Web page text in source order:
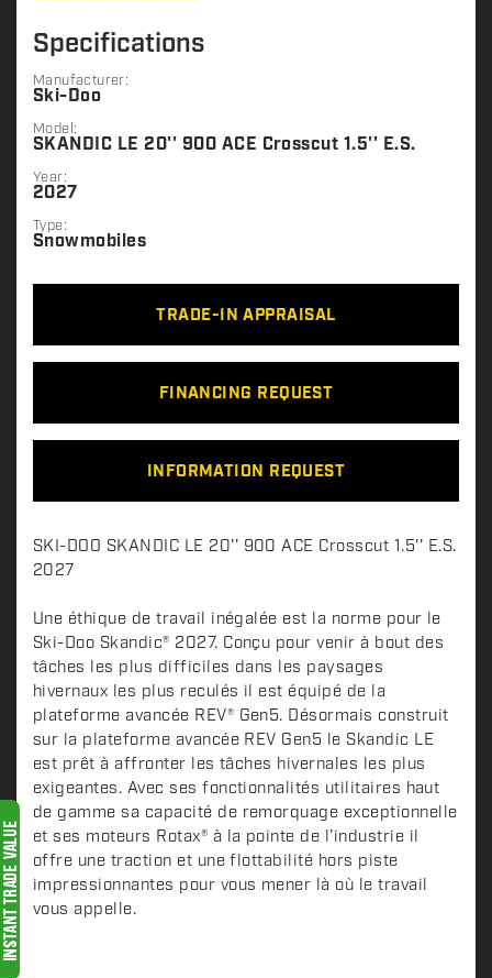
Specifications
Manufacturer:
Ski-Doo
Model:
SKANDIC LE 20'' 900 ACE Crosscut 1.5'' E.S.
Year:
2027
Type:
Snowmobiles
TRADE-IN APPRAISAL
FINANCING REQUEST
INFORMATION REQUEST
D
e
c
r
i
p
t
i
o
n
SKI-DOO SKANDIC LE 20'' 900 ACE Crosscut 1.5'' E.S.
2027
Une éthique de travail inégalée est la norme pour le
Ski-Doo Skandic® 2027. Conçu pour venir à bout des
tâches les plus difficiles dans les paysages
hivernaux les plus reculés il est équipé de la
plateforme avancée REV® Gen5. Désormais construit
sur la plateforme avancée REV Gen5 le Skandic LE
est prêt à affronter les tâches hivernales les plus
exigeantes. Avec ses fonctionnalités utilitaires haut
de gamme sa capacité de remorquage exceptionnelle
et ses moteurs Rotax® à la pointe de l’industrie il
offre une traction et une flottabilité hors piste
impressionnantes pour vous mener là où le travail
vous appelle.